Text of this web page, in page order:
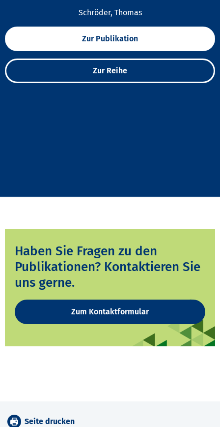
Schröder, Thomas
Zur Publikation
Zur Reihe
Haben Sie Fragen zu den
Publikationen? Kontaktieren Sie
uns gerne.
Zum Kontaktformular
Seite drucken